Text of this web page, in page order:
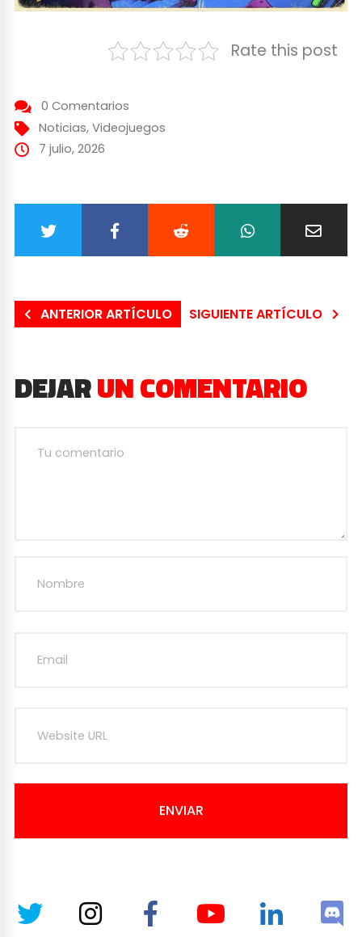
Rate this post
0 Comentarios
Noticias, Videojuegos
7 julio, 2026
ANTERIOR ARTÍCULO SIGUIENTE ARTÍCULO
DEJARUN COMENTARIO
ENVIAR